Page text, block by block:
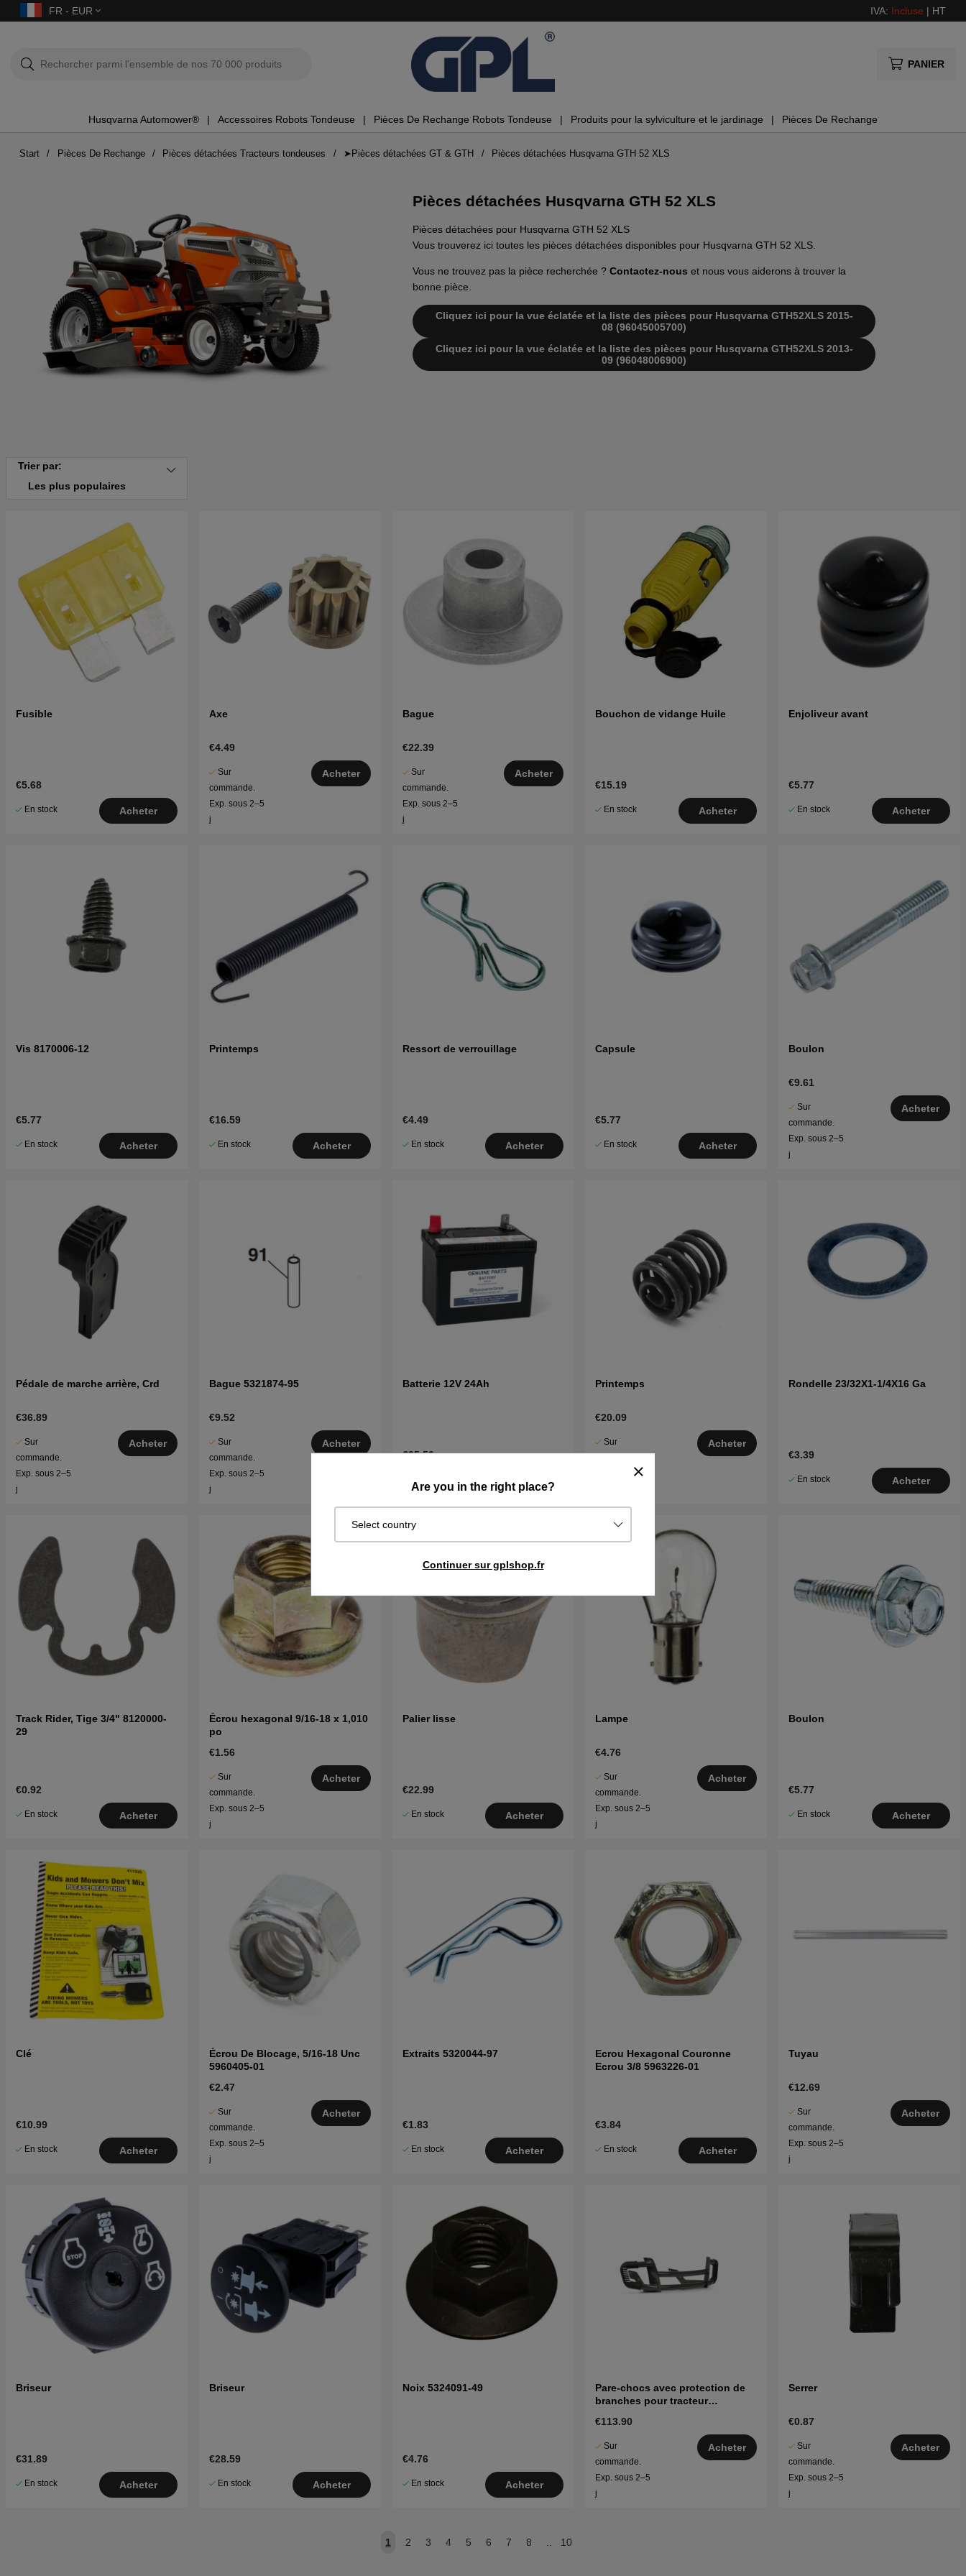
FR - EUR IVA: Incluse | HT
PANIER
Husqvarna Automower® Accessoires Robots Tondeuse Pièces De Rechange Robots Tondeuse Produits pour la sylviculture et le jardinage Pièces De Rechange
Are you in the right place?
Select country
Continuer sur gplshop.fr
Start Pièces De Rechange Pièces détachées Tracteurs tondeuses ➤Pièces détachées GT & GTH Pièces détachées Husqvarna GTH 52 XLS
Pièces détachées Husqvarna GTH 52 XLS
Pièces détachées pour Husqvarna GTH 52 XLS
Vous trouverez ici toutes les pièces détachées disponibles pour Husqvarna GTH 52 XLS.
Vous ne trouvez pas la pièce recherchée ? Contactez-nous et nous vous aiderons à trouver la
bonne pièce.
Cliquez ici pour la vue éclatée et la liste des pièces pour Husqvarna GTH52XLS 2015-
08 (96045005700)
Cliquez ici pour la vue éclatée et la liste des pièces pour Husqvarna GTH52XLS 2013-
09 (96048006900)
Trier par:
Les plus populaires
Fusible
€5.68
En stock Acheter
Axe
€4.49
Sur
commande.
Exp. sous 2–5
j
Acheter
Bague
€22.39
Sur
commande.
Exp. sous 2–5
j
Acheter
Bouchon de vidange Huile
€15.19
En stock Acheter
Enjoliveur avant
€5.77
En stock Acheter
Vis 8170006-12
€5.77
En stock Acheter
Printemps
€16.59
En stock Acheter
Ressort de verrouillage
€4.49
En stock Acheter
Capsule
€5.77
En stock Acheter
Boulon
€9.61
Sur
commande.
Exp. sous 2–5
j
Acheter
Pédale de marche arrière, Crd
€36.89
Sur
commande.
Exp. sous 2–5
j
Acheter
Bague 5321874-95
€9.52
Sur
commande.
Exp. sous 2–5
j
Acheter
Batterie 12V 24Ah
€95.59
Surveiller
Printemps
€20.09
Sur
Exp. sous 2–5
Acheter
Rondelle 23/32X1-1/4X16 Ga
€3.39
En stock Acheter
Track Rider, Tige 3/4" 8120000-
29
€0.92
En stock Acheter
Écrou hexagonal 9/16-18 x 1,010
po
€1.56
Sur
commande.
Exp. sous 2–5
j
Acheter
Palier lisse
€22.99
En stock Acheter
Lampe
€4.76
Sur
commande.
Exp. sous 2–5
j
Acheter
Boulon
€5.77
En stock Acheter
Clé
€10.99
En stock Acheter
Écrou De Blocage, 5/16-18 Unc
5960405-01
€2.47
Sur
commande.
Exp. sous 2–5
j
Acheter
Extraits 5320044-97
€1.83
En stock Acheter
Ecrou Hexagonal Couronne
Ecrou 3/8 5963226-01
€3.84
En stock Acheter
Tuyau
€12.69
Sur
commande.
Exp. sous 2–5
j
Acheter
Briseur
€31.89
En stock Acheter
Briseur
€28.59
En stock Acheter
Noix 5324091-49
€4.76
En stock Acheter
Pare-chocs avec protection de
branches pour tracteur
€113.90
Sur
commande.
Exp. sous 2–5
j
Acheter
Serrer
€0.87
Sur
commande.
Exp. sous 2–5
j
Acheter
1 2 3 4 5 6 7 8 .. 10